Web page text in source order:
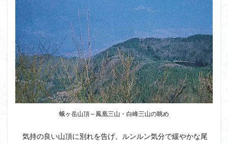
蛾ヶ岳山頂～鳳凰三山・白峰三山の眺め
気持の良い山頂に別れを告げ、ルンルン気分で緩やかな尾